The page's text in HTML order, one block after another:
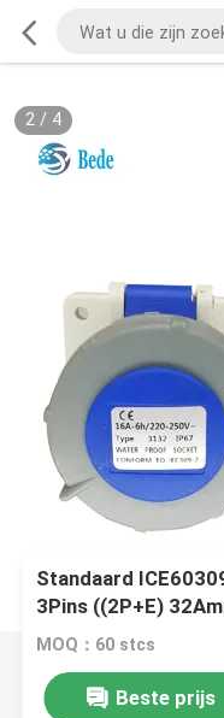
2/ 4
Standaard
3Pins ((2P+E)
MOQ：60 stcs
Beste prijs